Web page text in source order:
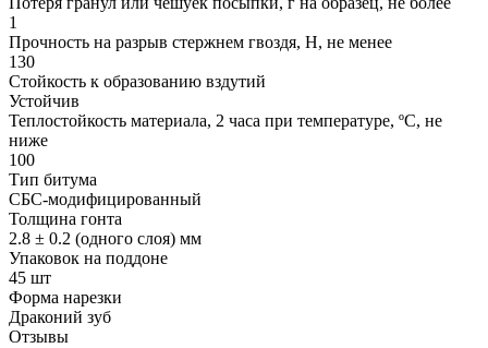
1
Прочность на разрыв стержнем гвоздя, Н, не менее
130
Стойкость к образованию вздутий
Устойчив
Теплостойкость материала, 2 часа при температуре, ºС, не
ниже
100
Тип битума
СБС-модифицированный
Толщина гонта
2.8 ± 0.2 (одного слоя) мм
Упаковок на поддоне
45 шт
Форма нарезки
Драконий зуб
Отзывы